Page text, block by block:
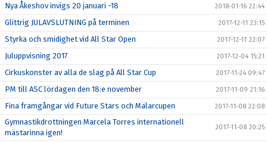
Nya Åkeshov invigs 20 januari -18 2018-01-16 22:44
Glittrig JULAVSLUTNING på terminen 2017-12-11 23:15
Styrka och smidighet vid All Star Open 2017-12-11 22:07
Juluppvisning 2017 2017-12-04 15:21
Cirkuskonster av alla de slag på All Star Cup 2017-11-24 09:47
PM till ASC lördagen den 18:e november 2017-11-09 21:16
Fina framgångar vid Future Stars och Mälarcupen 2017-11-08 22:08
Gymnastikdrottningen Marcela Torres internationell
mästarinna igen!
2017-11-08 20:25